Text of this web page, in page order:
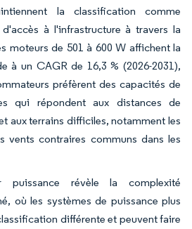
la classification comme
à l'infrastructure à travers la
moteurs de 501 à 600 W affichent la
à un CAGR de 16,3 % (2026-2031),
préfèrent des capacités de
qui répondent aux distances de
aux terrains difficiles, notamment les
vents contraires communs dans les
puissance révèle la complexité
où les systèmes de puissance plus
différente et peuvent faire